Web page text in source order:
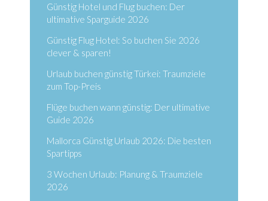
Günstig Hotel und Flug buchen: Der
ultimative Sparguide 2026
Günstig Flug Hotel: So buchen Sie 2026
clever & sparen!
Urlaub buchen günstig Türkei: Traumziele
zum Top-Preis
Flüge buchen wann günstig: Der ultimative
Guide 2026
Mallorca Günstig Urlaub 2026: Die besten
Spartipps
3 Wochen Urlaub: Planung & Traumziele
2026